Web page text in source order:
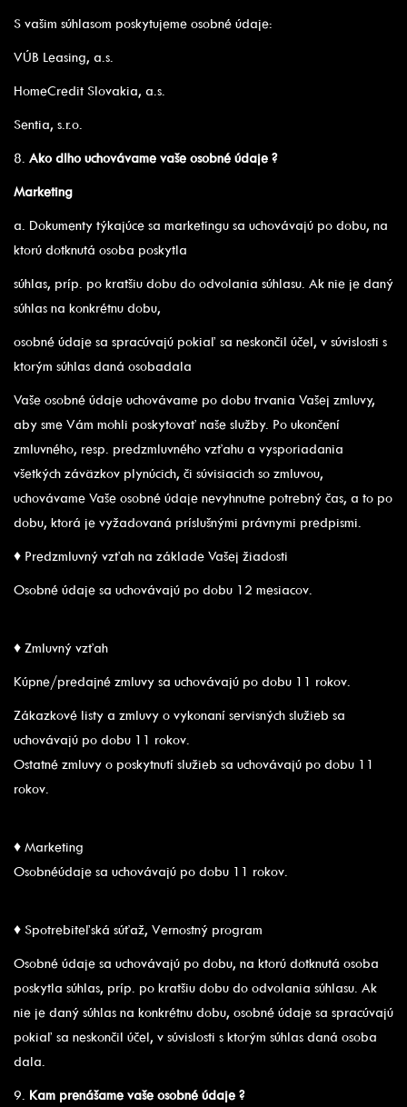
S vašim súhlasom poskytujeme osobné údaje:
VÚB Leasing, a.s.
HomeCredit Slovakia, a.s.
Sentia, s.r.o.
8. Ako dlho uchovávame vaše osobné údaje ?
Marketing
a. Dokumenty týkajúce sa marketingu sa uchovávajú po dobu, na
ktorú dotknutá osoba poskytla
súhlas, príp. po kratšiu dobu do odvolania súhlasu. Ak nie je daný
súhlas na konkrétnu dobu,
osobné údaje sa spracúvajú pokiaľ sa neskončil účel, v súvislosti s
ktorým súhlas daná osobadala
Vaše osobné údaje uchovávame po dobu trvania Vašej zmluvy,
aby sme Vám mohli poskytovať naše služby. Po ukončení
zmluvného, resp. predzmluvného vzťahu a vysporiadania
všetkých záväzkov plynúcich, či súvisiacich so zmluvou,
uchovávame Vaše osobné údaje nevyhnutne potrebný čas, a to po
dobu, ktorá je vyžadovaná príslušnými právnymi predpismi.
♦ Predzmluvný vzťah na základe Vašej žiadosti
Osobné údaje sa uchovávajú po dobu 12 mesiacov.
♦ Zmluvný vzťah
Kúpne/predajné zmluvy sa uchovávajú po dobu 11 rokov.
Zákazkové listy a zmluvy o vykonaní servisných služieb sa
uchovávajú po dobu 11 rokov.
Ostatné zmluvy o poskytnutí služieb sa uchovávajú po dobu 11
rokov.
♦ Marketing
Osobnéúdaje sa uchovávajú po dobu 11 rokov.
♦ Spotrebiteľská súťaž, Vernostný program
Osobné údaje sa uchovávajú po dobu, na ktorú dotknutá osoba
poskytla súhlas, príp. po kratšiu dobu do odvolania súhlasu. Ak
nie je daný súhlas na konkrétnu dobu, osobné údaje sa spracúvajú
pokiaľ sa neskončil účel, v súvislosti s ktorým súhlas daná osoba
dala.
9. Kam prenášame vaše osobné údaje ?